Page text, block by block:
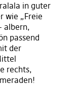
in guter
wie „Freie
albern,
passend
der
rechts,